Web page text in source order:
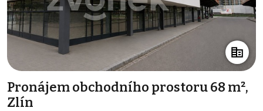
Pronájem obchodního prostoru 68 m²,
Zlín